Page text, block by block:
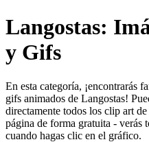
Langostas:
y Gifs
En esta categoría, ¡encontrarás
gifs animados de Langostas!
directamente todos los clip art
página de forma gratuita - verás
cuando hagas clic en el gráfico.